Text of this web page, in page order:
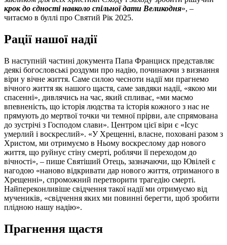
крок до єдності навколо спільної дати Великодня», –
читаємо в буллі про Святий Рік 2025.
Рації нашої надії
В наступній частині документа Папа Франциск представляє
деякі богословські роздуми про надію, починаючи з визнання
віри у вічне життя. Саме силою чесноти надії ми прагнемо
вічного життя як нашого щастя, саме завдяки надії, «якою ми
спасенні», дивлячись на час, який спливає, «ми маємо
впевненість, що історія людства та історія кожного з нас не
прямують до мертвої точки чи темної прірви, але спрямована
до зустрічі з Господом слави». Центром цієї віри є «Ісус
умерлий і воскреслий». «У Хрещенні, власне, поховані разом з
Христом, ми отримуємо в Ньому воскреслому дар нового
життя, що руйнує стіну смерті, роблячи її переходом до
вічності», – пише Святіший Отець, зазначаючи, що Ювілей є
нагодою «наново відкривати дар нового життя, отриманого в
Хрещенні», спроможний перетворити трагедію смерті.
Найпереконливіше свідчення такої надії ми отримуємо від
мучеників, «свідчення яких ми повинні берегти, щоб зробити
плідною нашу надію».
Прагнення щастя